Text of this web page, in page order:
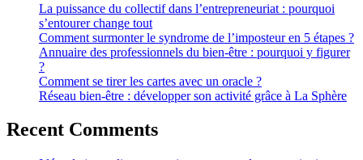
La puissance du collectif dans l’entrepreneuriat : pourquoi
s’entourer change tout
Comment surmonter le syndrome de l’imposteur en 5 étapes ?
Annuaire des professionnels du bien-être : pourquoi y figurer
?
Comment se tirer les cartes avec un oracle ?
Réseau bien-être : développer son activité grâce à La Sphère
Recent Comments